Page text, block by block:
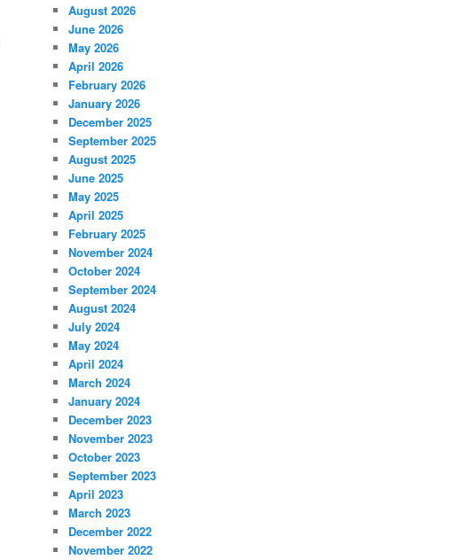
August 2026
June 2026
May 2026
April 2026
February 2026
January 2026
December 2025
September 2025
August 2025
June 2025
May 2025
April 2025
February 2025
November 2024
October 2024
September 2024
August 2024
July 2024
May 2024
April 2024
March 2024
January 2024
December 2023
November 2023
October 2023
September 2023
April 2023
March 2023
December 2022
November 2022